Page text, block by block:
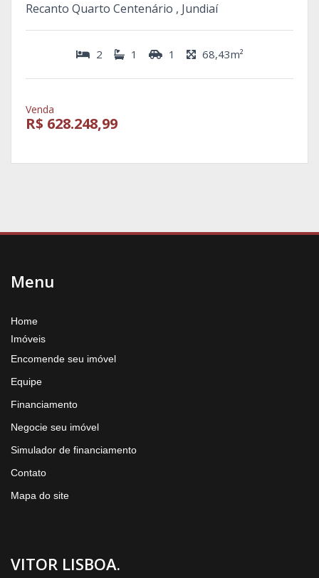
Recanto Quarto Centenário , Jundiaí
2 1 1 68,43m²
Venda
R$ 628.248,99
Menu
Home
Imóveis
Encomende seu imóvel
Equipe
Financiamento
Negocie seu imóvel
Simulador de financiamento
Contato
Mapa do site
VITOR LISBOA.